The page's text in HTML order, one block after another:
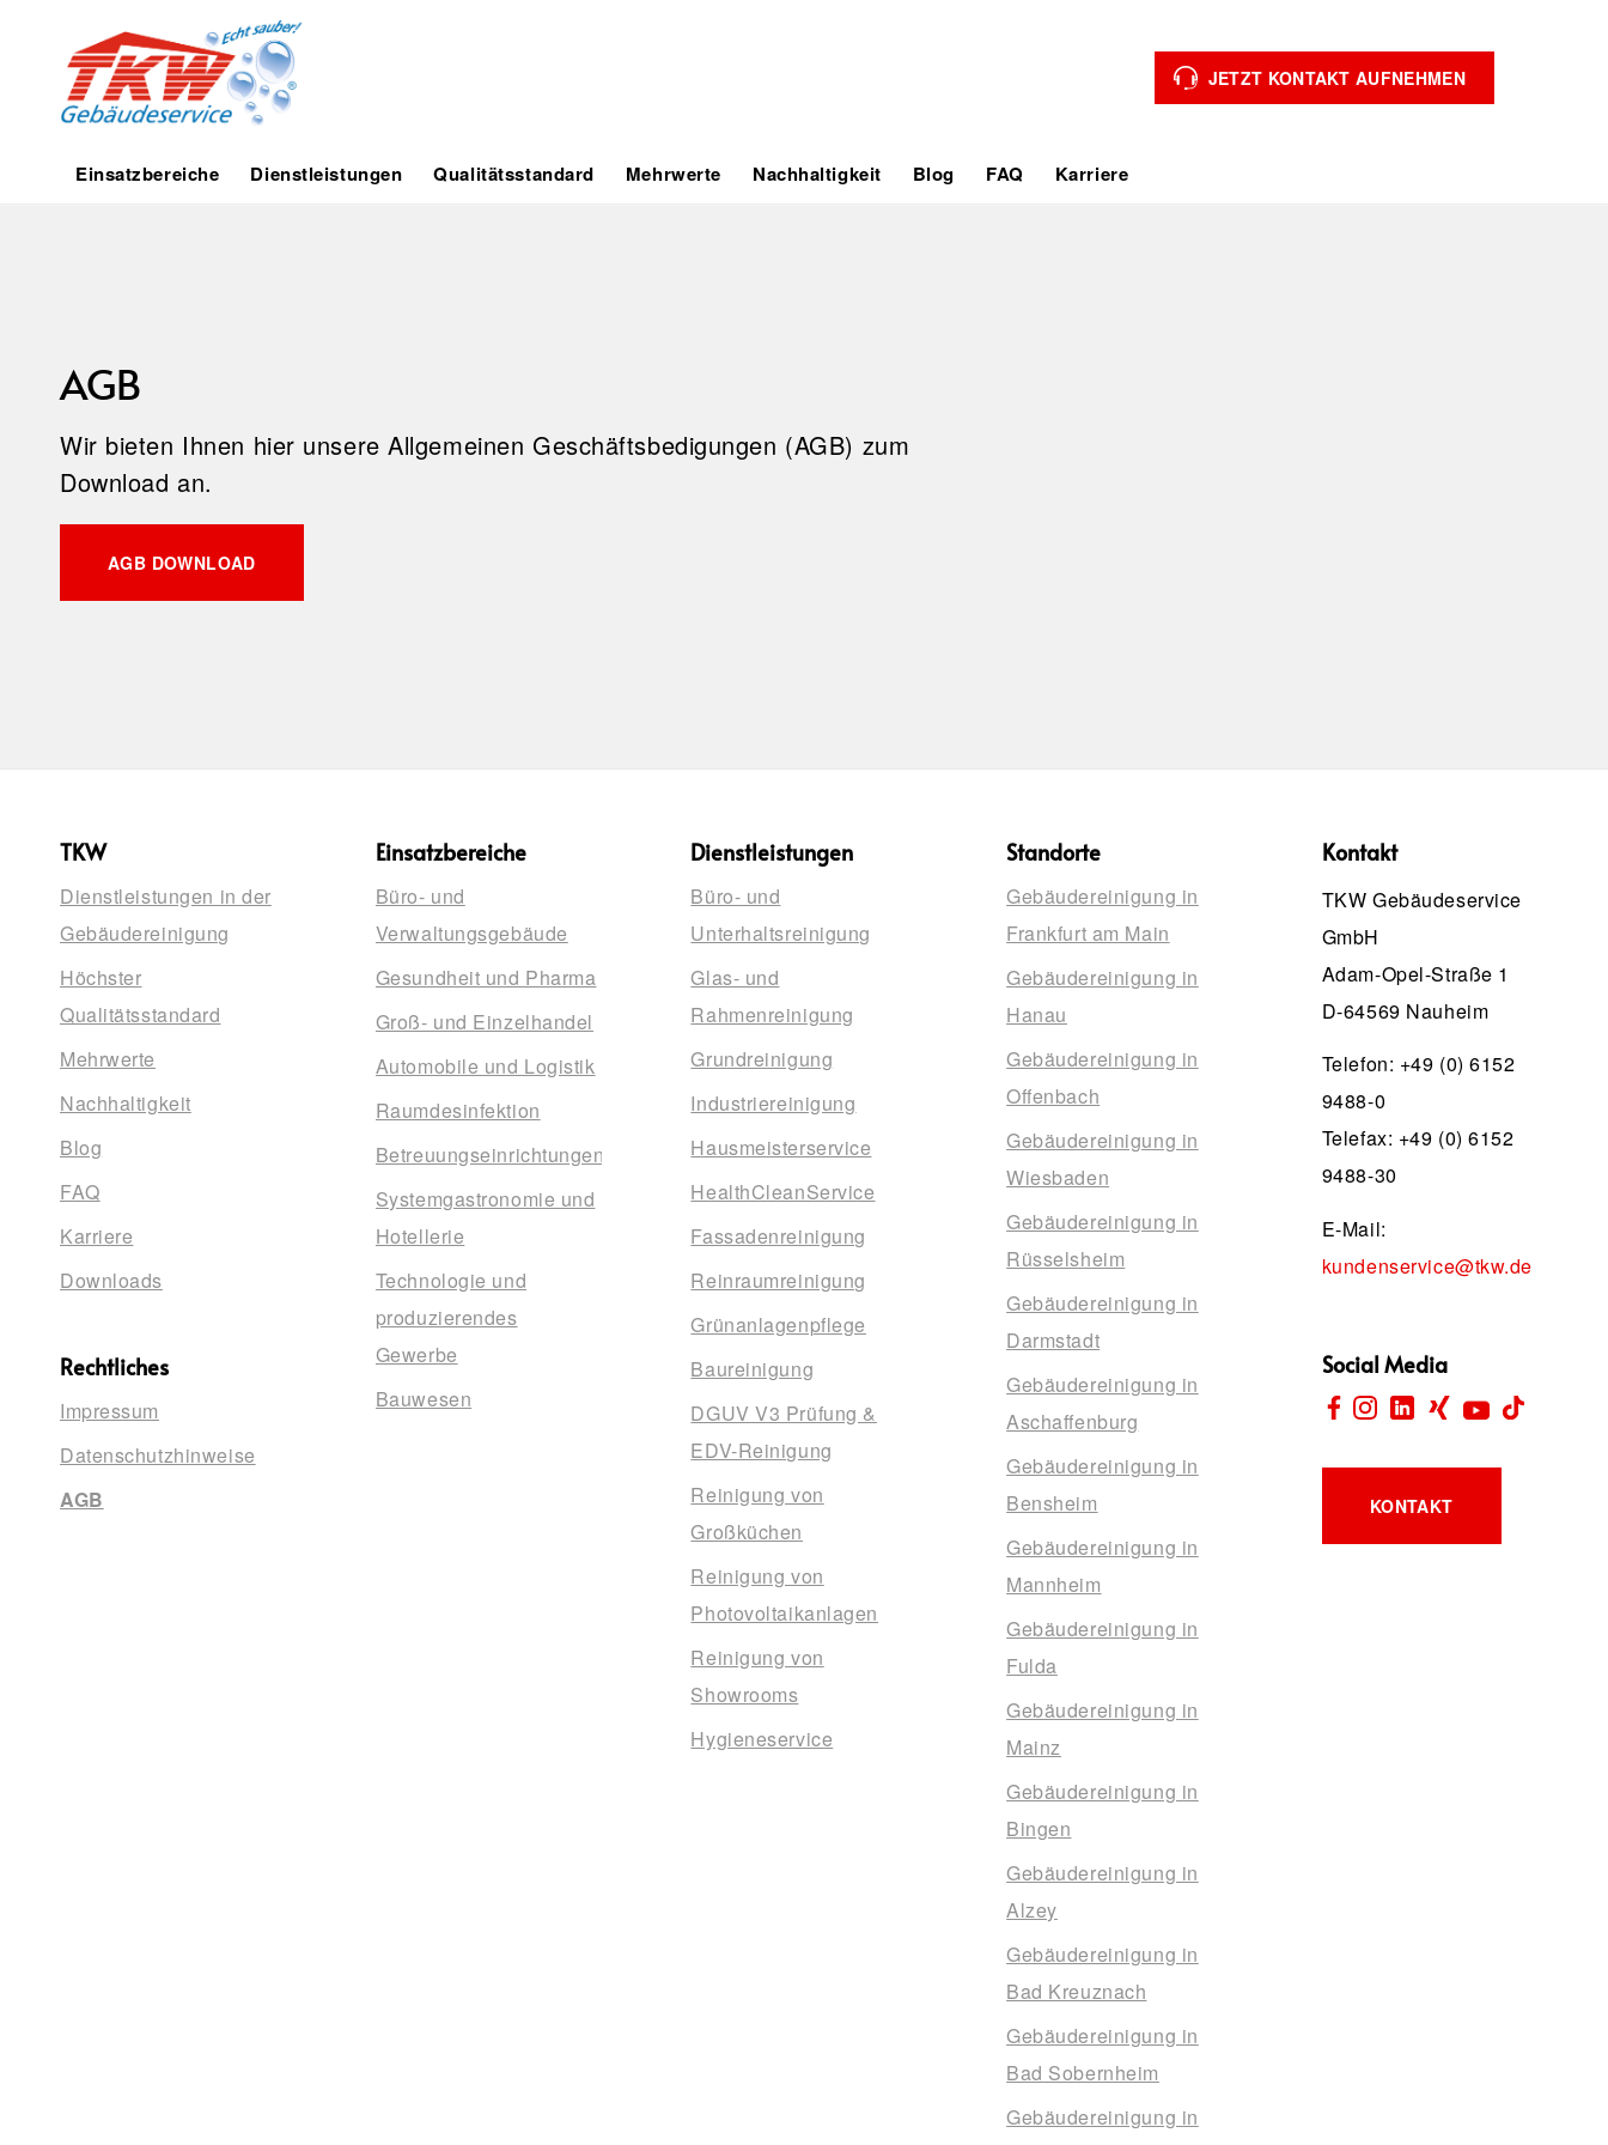
Einsatzbereiche Dienstleistungen Qualitätsstandard Mehrwerte Nachhaltigkeit Blog FAQ Karriere
JETZT KONTAKT AUFNEHMEN
AGB
Wir bieten Ihnen hier unsere Allgemeinen Geschäftsbedigungen (AGB) zum
Download an.
AGB DOWNLOAD
TKW
Dienstleistungen in der
Gebäudereinigung
Höchster
Qualitätsstandard
Mehrwerte
Nachhaltigkeit
Blog
FAQ
Karriere
Downloads
Rechtliches
Impressum
Datenschutzhinweise
AGB
Einsatzbereiche
Büro- und
Verwaltungsgebäude
Gesundheit und Pharma
Groß- und Einzelhandel
Automobile und Logistik
Raumdesinfektion
Betreuungseinrichtungen
Systemgastronomie und
Hotellerie
Technologie und
produzierendes
Gewerbe
Bauwesen
Dienstleistungen
Büro- und
Unterhaltsreinigung
Glas- und
Rahmenreinigung
Grundreinigung
Industriereinigung
Hausmeisterservice
HealthCleanService
Fassadenreinigung
Reinraumreinigung
Grünanlagenpflege
Baureinigung
DGUV V3 Prüfung &
EDV-Reinigung
Reinigung von
Großküchen
Reinigung von
Photovoltaikanlagen
Reinigung von
Showrooms
Hygieneservice
Standorte
Gebäudereinigung in
Frankfurt am Main
Gebäudereinigung in
Hanau
Gebäudereinigung in
Offenbach
Gebäudereinigung in
Wiesbaden
Gebäudereinigung in
Rüsselsheim
Gebäudereinigung in
Darmstadt
Gebäudereinigung in
Aschaffenburg
Gebäudereinigung in
Bensheim
Gebäudereinigung in
Mannheim
Gebäudereinigung in
Fulda
Gebäudereinigung in
Mainz
Gebäudereinigung in
Bingen
Gebäudereinigung in
Alzey
Gebäudereinigung in
Bad Kreuznach
Gebäudereinigung in
Bad Sobernheim
Gebäudereinigung in
Kontakt
TKW Gebäudeservice
GmbH
Adam-Opel-Straße 1
D-64569 Nauheim
Telefon: +49 (0) 6152
9488-0
Telefax: +49 (0) 6152
9488-30
E-Mail:
kundenservice@tkw.de
Social Media
KONTAKT